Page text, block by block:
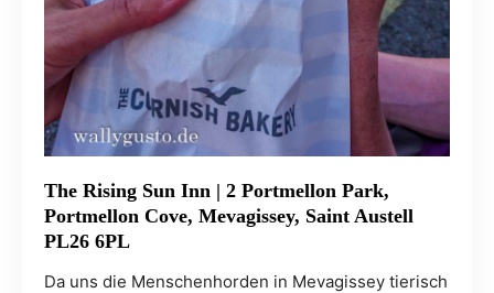
The Rising Sun Inn | 2 Portmellon Park,
Portmellon Cove, Mevagissey, Saint Austell
PL26 6PL
Da uns die Menschenhorden in Mevagissey tierisch